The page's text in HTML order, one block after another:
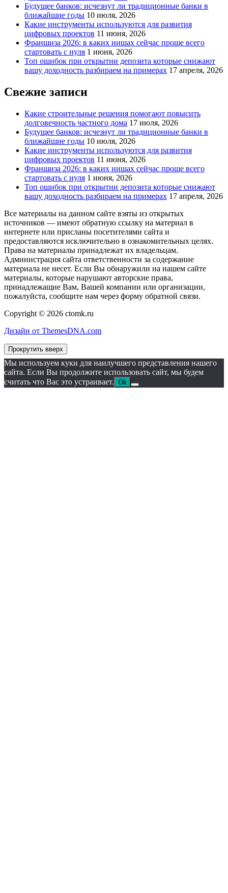
Будущее банков: исчезнут ли традиционные банки в
ближайшие годы 10 июля, 2026
Какие инструменты используются для развития
цифровых проектов 11 июня, 2026
Франшиза 2026: в каких нишах сейчас проще всего
стартовать с нуля 1 июня, 2026
Топ ошибок при открытии депозита которые снижают
вашу доходность разбираем на примерах 17 апреля, 2026
Свежие записи
Какие строительные решения помогают повысить
долговечность частного дома 17 июля, 2026
Будущее банков: исчезнут ли традиционные банки в
ближайшие годы 10 июля, 2026
Какие инструменты используются для развития
цифровых проектов 11 июня, 2026
Франшиза 2026: в каких нишах сейчас проще всего
стартовать с нуля 1 июня, 2026
Топ ошибок при открытии депозита которые снижают
вашу доходность разбираем на примерах 17 апреля, 2026
Все материалы на данном сайте взяты из открытых
источников — имеют обратную ссылку на материал в
интернете или присланы посетителями сайта и
предоставляются исключительно в ознакомительных целях.
Права на материалы принадлежат их владельцам.
Администрация сайта ответственности за содержание
материала не несет. Если Вы обнаружили на нашем сайте
материалы, которые нарушают авторские права,
принадлежащие Вам, Вашей компании или организации,
пожалуйста, сообщите нам через форму обратной связи.
Copyright © 2026 ctomk.ru
Дизайн от ThemesDNA.com
Прокрутить вверх
Мы используем куки для наилучшего представления нашего
сайта. Если Вы продолжите использовать сайт, мы будем
считать что Вас это устраивает. Ok